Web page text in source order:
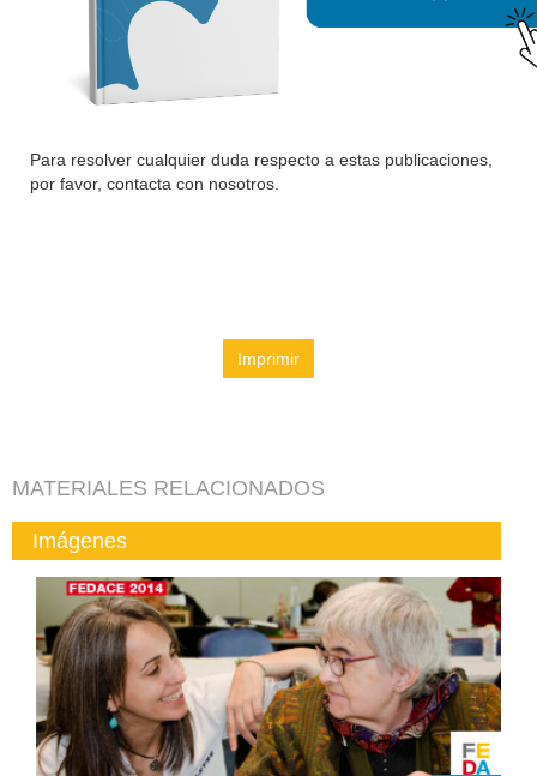
Para resolver cualquier duda respecto a estas publicaciones,
por favor, contacta con nosotros.
Imprimir
MATERIALES RELACIONADOS
Imágenes